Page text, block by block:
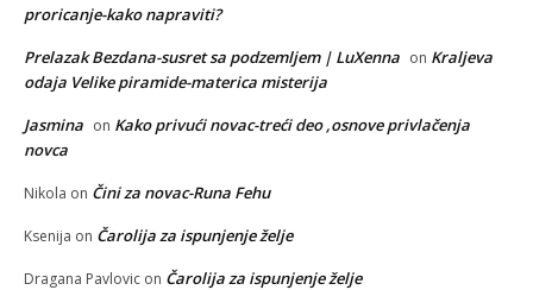
proricanje-kako napraviti?
Prelazak Bezdana-susret sa podzemljem | LuXenna on Kraljeva
odaja Velike piramide-materica misterija
Jasmina on Kako privući novac-treći deo ,osnove privlačenja
novca
Nikola on Čini za novac-Runa Fehu
Ksenija on Čarolija za ispunjenje želje
Dragana Pavlovic on Čarolija za ispunjenje želje